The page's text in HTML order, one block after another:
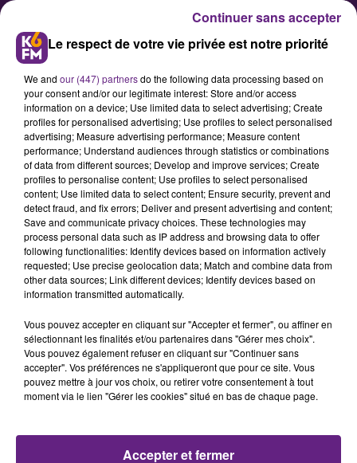
Chômage : la petite bête qui
monte en Côte-d'Or (+0.2%)
Avec 50 demandeurs d'emploi en
catégorie A de plus entre février et
mars 2017, le chômage en Côte-
d'Or est à nouveau en légère
observable à l'échelle nationale
(+1.3%), où la barre des 3.500.000
demandeurs d'emploi a une
Publié : 27 avril 2017 à 1h00 par Franck Pelloux
Le respect de votre vie privée est notre priorité
We and our (447) partnersdo the following data processing based on
your consent and/or our legitimate interest: Store and/or access
information on a device; Use limited data to select advertising; Create
profiles for personalised advertising; Use profiles to select personalised
advertising; Measure advertising performance; Measure content
performance; Understand audiences through statistics or combinations
of data from different sources; Develop and improve services; Create
profiles to personalise content; Use profiles to select personalised
content; Use limited data to select content; Ensure security, prevent and
detect fraud, and fix errors; Deliver and present advertising and content;
Save and communicate privacy choices. These technologies may
process personal data such as IP address and browsing data to offer
following functionalities: Identify devices based on information actively
requested; Use precise geolocation data; Match and combine data from
other data sources; Link different devices; Identify devices based on
information transmitted automatically.
Vous pouvez accepter en cliquant sur "Accepter et fermer", ou affiner en
sélectionnant les finalités et/ou partenaires dans "Gérer mes choix".
Vous pouvez également refuser en cliquant sur "Continuer sans
accepter". Vos préférences ne s'appliqueront que pour ce site. Vous
pouvez mettre à jour vos choix, ou retirer votre consentement à tout
moment via le lien "Gérer les cookies" situé en bas de chaque page.
Accepter et fermer
Continuer sans accepter